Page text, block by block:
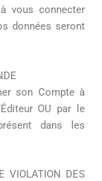
vous connecter
données seront
son Compte à
OU par le
dans les
VIOLATION DES